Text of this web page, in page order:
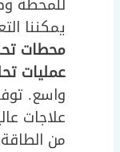
يمكننا
محطات
عمليات
واسع.
علاجات
من